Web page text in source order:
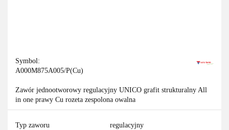
Symbol:
A000M875A005/P(Cu)
Zawór jednootworowy regulacyjny UNICO grafit strukturalny All
in one prawy Cu rozeta zespolona owalna
Typ zaworu regulacyjny